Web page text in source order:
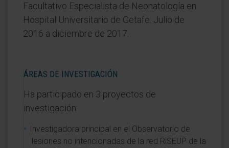
Facultativo Especialista de Neonatología en
Hospital Universitario de Getafe. Julio de
2016 a diciembre de 2017.
ÁREAS DE INVESTIGACIÓN
Ha participado en 3 proyectos de
investigación:
Investigadora principal en el Observatorio de
lesiones no intencionadas de la red RiSEUP de la